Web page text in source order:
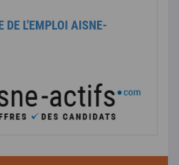
DE L'EMPLOI AISNE-